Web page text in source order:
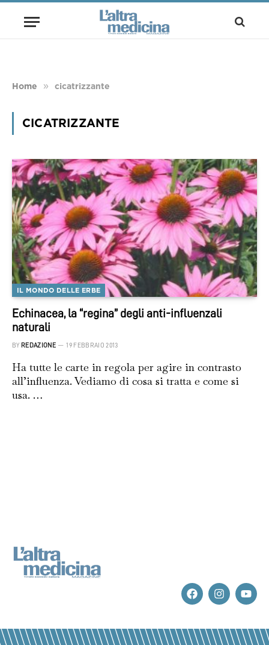
Home » cicatrizzante
CICATRIZZANTE
IL MONDO DELLE ERBE
Echinacea, la “regina” degli anti-influenzali
naturali
BY REDAZIONE 19 FEBBRAIO 2013
Ha tutte le carte in regola per agire in contrasto
all’influenza. Vediamo di cosa si tratta e come si
usa. …